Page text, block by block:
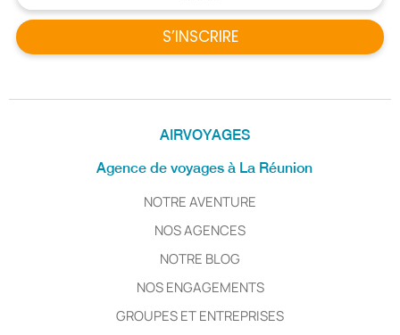
AIRVOYAGES
Agence de voyages à La Réunion
NOTRE AVENTURE
NOS AGENCES
NOTRE BLOG
NOS ENGAGEMENTS
GROUPES ET ENTREPRISES
S’INSCRIRE